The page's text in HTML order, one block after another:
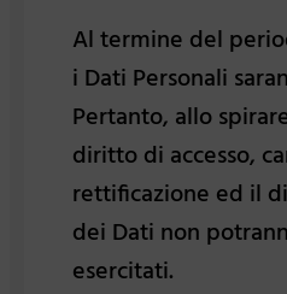
Al termine del
i Dati Personali
Pertanto, allo
diritto di accesso,
rettificazione ed il
dei Dati non
esercitati.